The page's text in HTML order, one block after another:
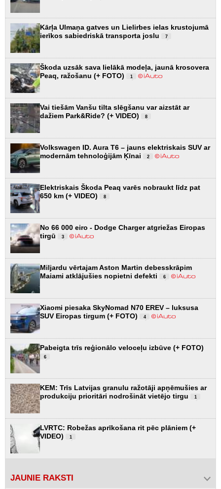
Kārļa Ulmaņa gatves un Lielirbes ielas krustojumā
ierīkos sabiedriskā transporta joslu
7
Škoda uzsāk sava lielākā modeļa, jaunā krosovera
Peaq, ražošanu (+ FOTO)
1
Vai tiešām Vanšu tilta slēgšanu var aizstāt ar
dažiem Park&Ride? (+ VIDEO)
8
Volkswagen ID. Aura T6 – jauns elektriskais SUV ar
modernām tehnoloģijām Ķīnai
2
Elektriskais Škoda Peaq varēs nobraukt līdz pat
650 km (+ VIDEO)
8
No 66 000 eiro - Dodge Charger atgriežas Eiropas
tirgū
3
Miljardu vērtajam Aston Martin debesskrāpim
Maiami atklājušies nopietni defekti
6
Xiaomi piesaka SkyNomad N70 EREV – luksusa
SUV Eiropas tirgum (+ FOTO)
4
Pabeigta trīs reģionālo veloceļu izbūve (+ FOTO)
6
KEM: Trīs Latvijas granulu ražotāji apņēmušies ar
produkciju prioritāri nodrošināt vietējo tirgu
1
LVRTC: Robežas aprīkošana rit pēc plāniem (+
VIDEO)
1
JAUNIE RAKSTI